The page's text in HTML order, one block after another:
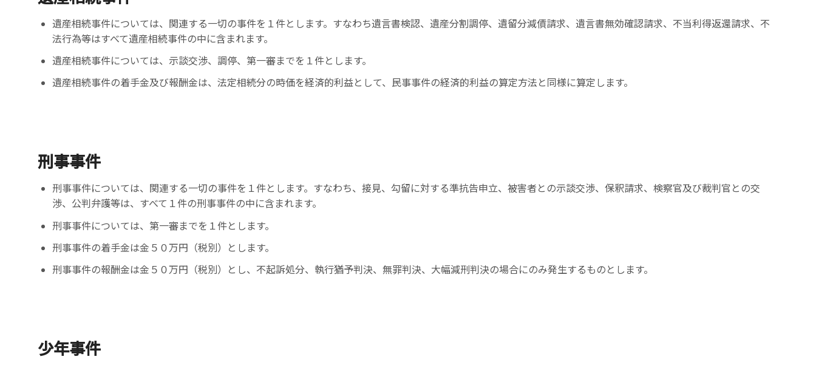
遺産相続事件については、関連する一切の事件を１件とします。すなわち遺言書検認、遺産分割調停、遺留分減債請求、遺言書無効確認請求、不当利得返還請求、不
法行為等はすべて遺産相続事件の中に含まれます。
遺産相続事件については、示談交渉、調停、第一審までを１件とします。
遺産相続事件の着手金及び報酬金は、法定相続分の時価を経済的利益として、民事事件の経済的利益の算定方法と同様に算定します。
刑事事件
刑事事件については、関連する一切の事件を１件とします。すなわち、接見、勾留に対する準抗告申立、被害者との示談交渉、保釈請求、検察官及び裁判官との交
渉、公判弁護等は、すべて１件の刑事事件の中に含まれます。
刑事事件については、第一審までを１件とします。
刑事事件の着手金は金５０万円（税別）とします。
刑事事件の報酬金は金５０万円（税別）とし、不起訴処分、執行猶予判決、無罪判決、大幅減刑判決の場合にのみ発生するものとします。
少年事件